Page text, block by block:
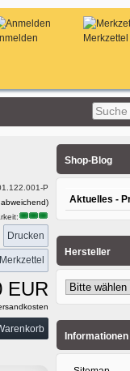
Merkzettel
P
Drucken
EUR
Shop-Blog
Aktuelles -
Hersteller
Informationen